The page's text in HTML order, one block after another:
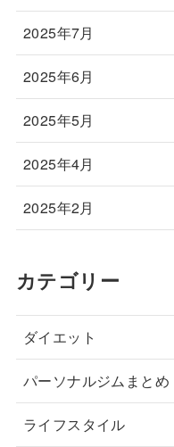
2025年7月
2025年6月
2025年5月
2025年4月
2025年2月
カテゴリー
ダイエット
パーソナルジムまとめ
ライフスタイル